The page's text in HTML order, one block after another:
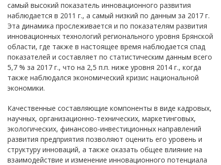
самый высокий показатель инновационного развития
наблюдается в 2011 г., а самый низкий по данным за 2017 г.
Эта динамика прослеживается и по показателям развития
инновационных технологий регионального уровня Брянской
области, где также в настоящее время наблюдается спад
показателей и составляет по статистическим данным всего
5,7 % за 2017 г., что на 2,5 п.п. ниже уровня 2014 г., когда
также наблюдался экономический кризис национальной
экономики.
Качественные составляющие компоненты в виде кадровых,
научных, организационно-технических, маркетинговых,
экологических, финансово-инвестиционных направлений
развития предприятия позволяют оценить его уровень и
структуру инноваций, а также оказать общее влияние на
взаимодействие и изменение инновационного потенциала